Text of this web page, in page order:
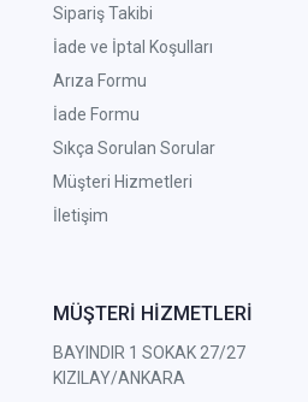
Sipariş Takibi
İade ve İptal Koşulları
Arıza Formu
İade Formu
Sıkça Sorulan Sorular
Müşteri Hizmetleri
İletişim
MÜŞTERİ HİZMETLERİ
BAYINDIR 1 SOKAK 27/27
KIZILAY/ANKARA